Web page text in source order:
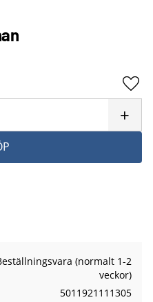
+
(normalt 1-2
veckor)
5011921111305